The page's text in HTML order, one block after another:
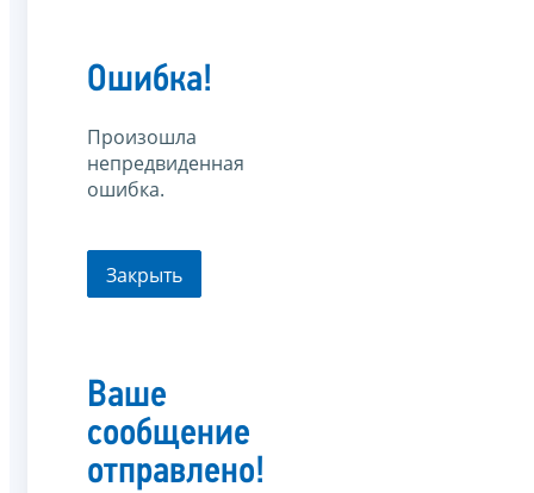
Ошибка!
Произошла
непредвиденная
ошибка.
Закрыть
Ваше
сообщение
отправлено!